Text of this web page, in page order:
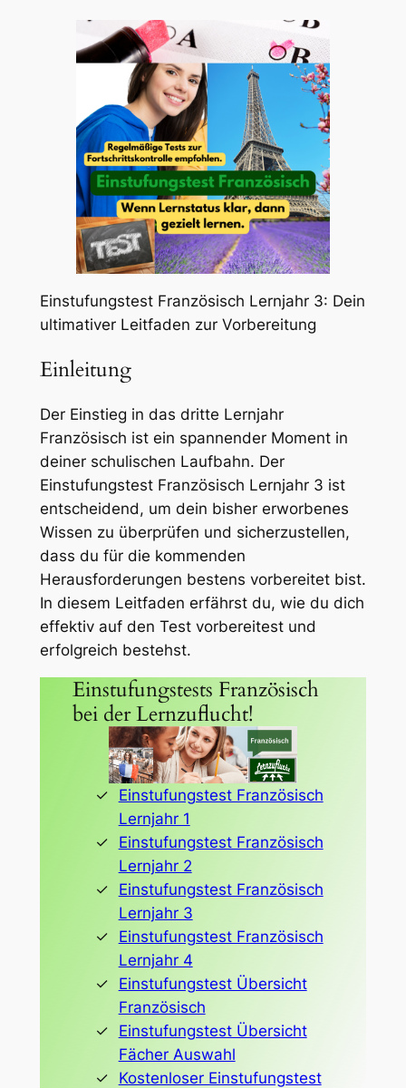
Einstufungstest Französisch Lernjahr 3: Dein
ultimativer Leitfaden zur Vorbereitung
Einleitung
Der Einstieg in das dritte Lernjahr
Französisch ist ein spannender Moment in
deiner schulischen Laufbahn. Der
Einstufungstest Französisch Lernjahr 3 ist
entscheidend, um dein bisher erworbenes
Wissen zu überprüfen und sicherzustellen,
dass du für die kommenden
Herausforderungen bestens vorbereitet bist.
In diesem Leitfaden erfährst du, wie du dich
effektiv auf den Test vorbereitest und
erfolgreich bestehst.
Einstufungstests Französisch
bei der Lernzuflucht!
Einstufungstest Französisch
Lernjahr 1
Einstufungstest Französisch
Lernjahr 2
Einstufungstest Französisch
Lernjahr 3
Einstufungstest Französisch
Lernjahr 4
Einstufungstest Übersicht
Französisch
Einstufungstest Übersicht
Fächer Auswahl
Kostenloser Einstufungstest